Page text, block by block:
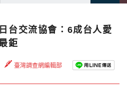
台交流協會：6成台人愛
鉅
臺灣調查網編輯部